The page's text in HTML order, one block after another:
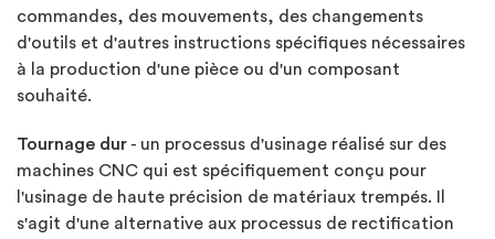
commandes, des mouvements, des changements
d'outils et d'autres instructions spécifiques nécessaires
à la production d'une pièce ou d'un composant
souhaité.
Tournage dur - un processus d'usinage réalisé sur des
machines CNC qui est spécifiquement conçu pour
l'usinage de haute précision de matériaux trempés. Il
s'agit d'une alternative aux processus de rectification